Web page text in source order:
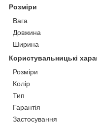
Розміри
Вага
Довжина
Ширина
Користувальницькі
Розміри
Колір
Тип
Гарантія
Застосування